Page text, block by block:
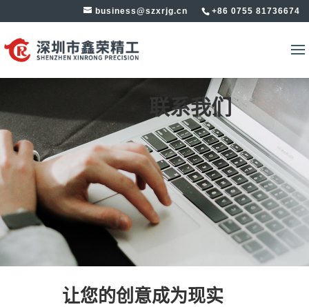
+86 0755 81736674
business@szxrjg.cn
联系我们
让您的创意成为现实